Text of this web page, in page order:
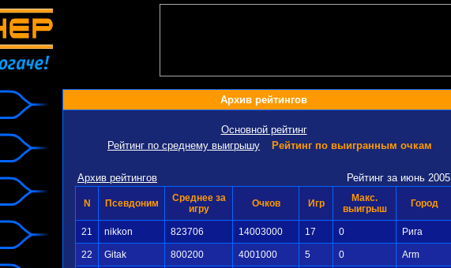
Архив рейтингов
Основной рейтинг
Рейтинг по среднему выигрышу
Рейтинг по выигранным очкам
Архив рейтингов Рейтинг за июнь 2005
N Псевдоним
Среднее за
игру
Очков Игр
Макс.
выигрыш
Город
21 nikkon 823706 14003000 17 0 Рига
22 Gitak 800200 4001000 5 0 Arm